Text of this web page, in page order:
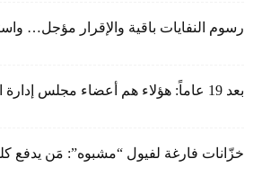
رسوم النفايات باقية والإقرار مؤجل…
بعد 19 عاماً: هؤلاء هم أعضاء مجلس إدارة الضمان الاجتماعي
خزّانات فارغة لفيول “مشبوه”: مَن يدفع